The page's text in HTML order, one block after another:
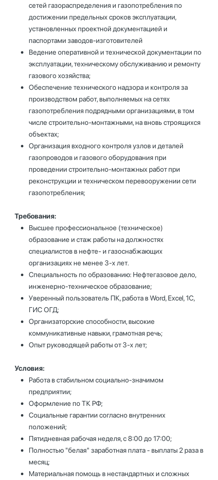
сетей газораспределения и газопотребления по
достижении предельных сроков эксплуатации,
установленных проектной документацией и
паспортами заводов-изготовителей
Ведение оперативной и технической документации по
эксплуатации, техническому обслуживанию и ремонту
газового хозяйства;
Обеспечение технического надзора и контроля за
производством работ, выполняемых на сетях
газопотребления подрядными организациями, в том
числе строительно-монтажными, на вновь строящихся
объектах;
Организация входного контроля узлов и деталей
газопроводов и газового оборудования при
проведении строительно-монтажных работ при
реконструкции и техническом перевооружении сети
газопотребления;
Требования:
Высшее профессиональное (техническое)
образование и стаж работы на должностях
специалистов в нефте- и газоснабжающих
организациях не менее 3-х лет.
Специальность по образованию: Нефтегазовое дело,
инженерно-техническое образование;
Уверенный пользователь ПК, работа в Word, Excel, 1С,
ГИС ОГД;
Организаторские способности, высокие
коммуникативные навыки, грамотная речь;
Опыт руководящей работы от 3-х лет;
Условия:
Работа в стабильном социально-значимом
предприятии;
Оформление по ТК РФ;
Социальные гарантии согласно внутренних
положений;
Пятидневная рабочая неделя, с 8:00 до 17:00;
Полностью "белая" заработная плата - выплаты 2 раза в
месяц;
Материальная помощь в нестандартных и сложных